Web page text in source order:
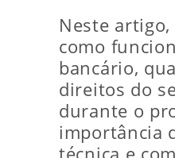
Neste
como
bancário,
direitos do
durante o
importância